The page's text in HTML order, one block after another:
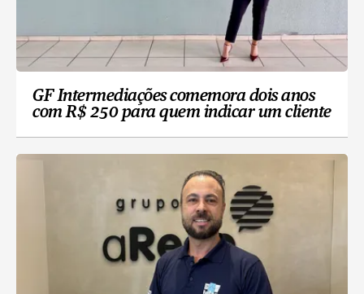
GF Intermediações comemora dois anos
com R$ 250 para quem indicar um cliente